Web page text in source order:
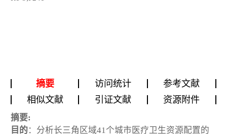
摘要 访问统计
参考文献
相似文献
引证文献 资源附件
摘要:
目的：分析长三角区域41个城市医疗卫生资源配置的